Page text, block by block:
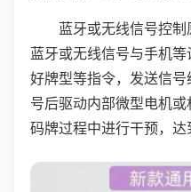
蓝牙或无线信号控
蓝牙或无线信号与手机
好牌型等指令，发送信
号后驱动内部微型电机或
码牌过程中进行干预，达